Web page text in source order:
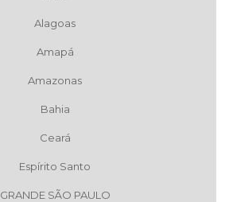
Alagoas
Amapá
Amazonas
Bahia
Ceará
Espírito Santo
GRANDE SÃO PAULO